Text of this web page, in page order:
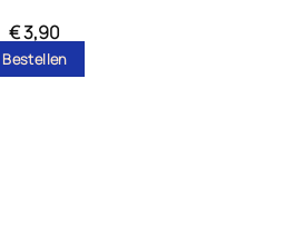
€3,90
Bestellen